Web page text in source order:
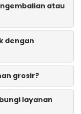
atau
dengan
grosir?
layanan